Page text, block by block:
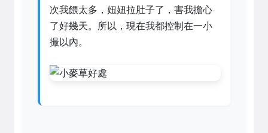
次我餵太多，妞妞拉肚子了，害我擔心
了好幾天。所以，現在我都控制在一小
撮以內。